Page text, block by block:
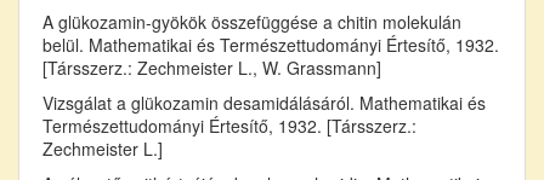
A glükozamin-gyökök összefüggése a chitin molekulán
belül. Mathematikai és Természettudományi Értesítő, 1932.
[Társszerz.: Zechmeister L., W. Grassmann]
Vizsgálat a glükozamin desamidálásáról. Mathematikai és
Természettudományi Értesítő, 1932. [Társszerz.:
Zechmeister L.]